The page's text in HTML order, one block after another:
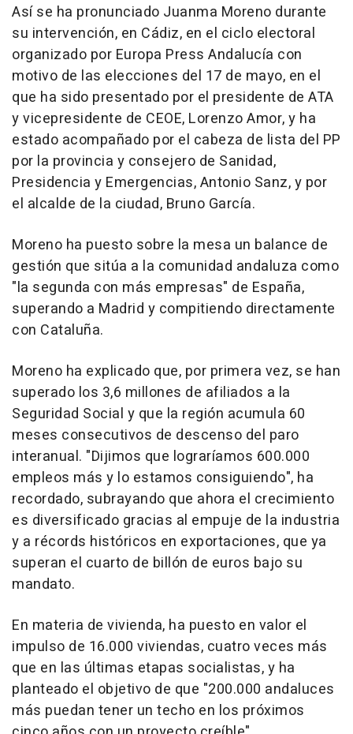
Así se ha pronunciado Juanma Moreno durante
su intervención, en Cádiz, en el ciclo electoral
organizado por Europa Press Andalucía con
motivo de las elecciones del 17 de mayo, en el
que ha sido presentado por el presidente de ATA
y vicepresidente de CEOE, Lorenzo Amor, y ha
estado acompañado por el cabeza de lista del PP
por la provincia y consejero de Sanidad,
Presidencia y Emergencias, Antonio Sanz, y por
el alcalde de la ciudad, Bruno García.
Moreno ha puesto sobre la mesa un balance de
gestión que sitúa a la comunidad andaluza como
"la segunda con más empresas" de España,
superando a Madrid y compitiendo directamente
con Cataluña.
Moreno ha explicado que, por primera vez, se han
superado los 3,6 millones de afiliados a la
Seguridad Social y que la región acumula 60
meses consecutivos de descenso del paro
interanual. "Dijimos que lograríamos 600.000
empleos más y lo estamos consiguiendo", ha
recordado, subrayando que ahora el crecimiento
es diversificado gracias al empuje de la industria
y a récords históricos en exportaciones, que ya
superan el cuarto de billón de euros bajo su
mandato.
En materia de vivienda, ha puesto en valor el
impulso de 16.000 viviendas, cuatro veces más
que en las últimas etapas socialistas, y ha
planteado el objetivo de que "200.000 andaluces
más puedan tener un techo en los próximos